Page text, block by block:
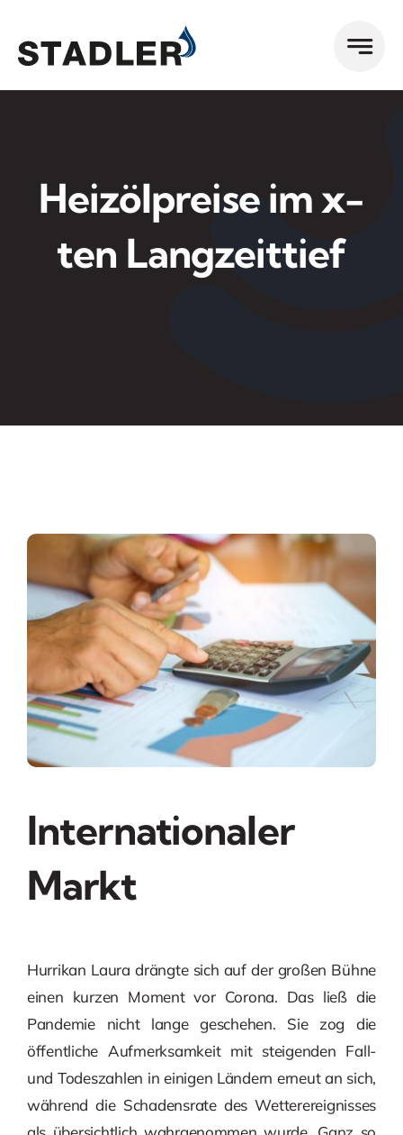
Inhalt
springen
Heizölpreise im x-
ten Langzeittief
Internationaler
Markt
Hurrikan Laura drängte sich auf der großen Bühne
einen kurzen Moment vor Corona. Das ließ die
Pandemie nicht lange geschehen. Sie zog die
öffentliche Aufmerksamkeit mit steigenden Fall-
und Todeszahlen in einigen Ländern erneut an sich,
während die Schadensrate des Wetterereignisses